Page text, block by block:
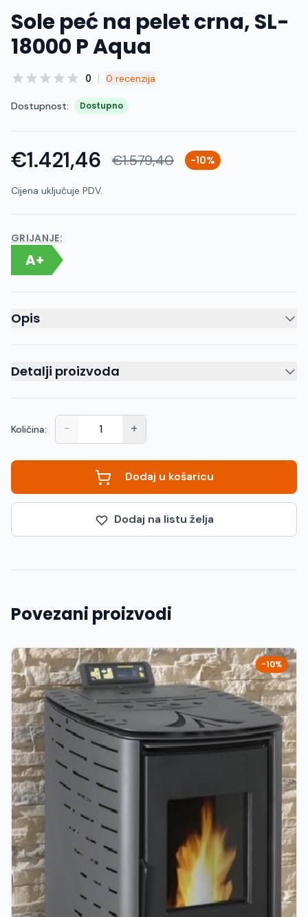
Sole peć na pelet crna, SL-
18000 P Aqua
0 | 0 recenzija
Dostupnost: Dostupno
€1.421,46 €1.579,40 -10%
Cijena uključuje PDV.
GRIJANJE:
A+
Opis
Detalji proizvoda
Količina: - +
Dodaj u košaricu
Dodaj na listu želja
Povezani proizvodi
-10%